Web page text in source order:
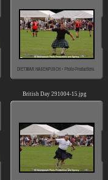
British Day 291004-15.jpg